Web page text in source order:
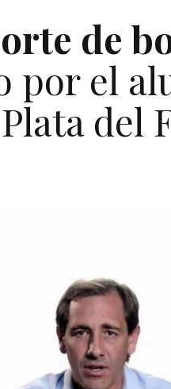
de
por el
del